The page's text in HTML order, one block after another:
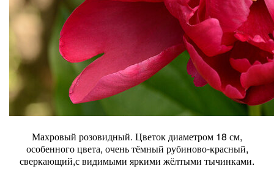
Махровый розовидный. Цветок диаметром 18 см,
особенного цвета, очень тёмный рубиново-красный,
сверкающий,с видимыми яркими жёлтыми тычинками.